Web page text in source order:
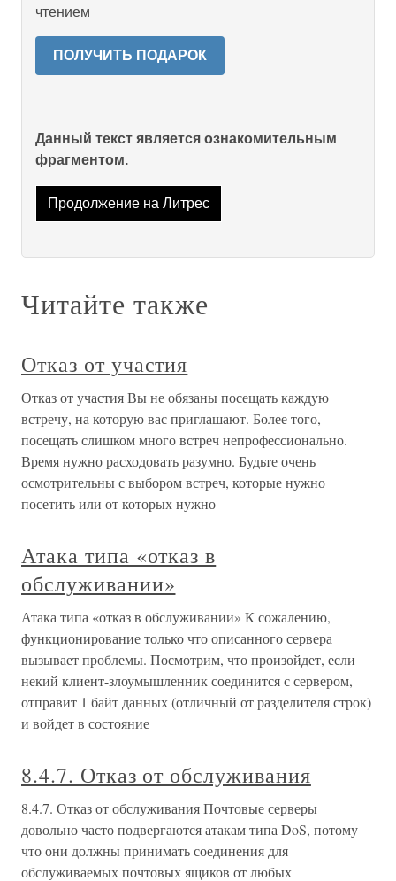
чтением
ПОЛУЧИТЬ ПОДАРОК
Данный текст является ознакомительным
фрагментом.
Продолжение на Литрес
Читайте также
Отказ от участия
Отказ от участия Вы не обязаны посещать каждую
встречу, на которую вас приглашают. Более того,
посещать слишком много встреч непрофессионально.
Время нужно расходовать разумно. Будьте очень
осмотрительны с выбором встреч, которые нужно
посетить или от которых нужно
Атака типа «отказ в
обслуживании»
Атака типа «отказ в обслуживании» К сожалению,
функционирование только что описанного сервера
вызывает проблемы. Посмотрим, что произойдет, если
некий клиент-злоумышленник соединится с сервером,
отправит 1 байт данных (отличный от разделителя строк)
и войдет в состояние
8.4.7. Отказ от обслуживания
8.4.7. Отказ от обслуживания Почтовые серверы
довольно часто подвергаются атакам типа DoS, потому
что они должны принимать соединения для
обслуживаемых почтовых ящиков от любых